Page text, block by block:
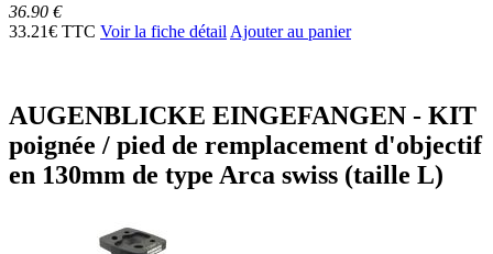
36.90 €
33.21€ TTC Voir la fiche détail Ajouter au panier
AUGENBLICKE EINGEFANGEN - KIT
poignée / pied de remplacement d'objectif
en 130mm de type Arca swiss (taille L)